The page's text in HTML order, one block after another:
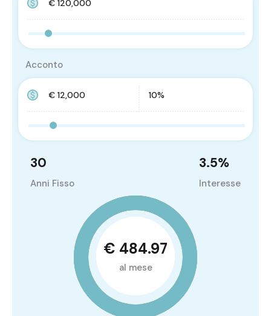
Acconto
30
Anni Fisso
3.5%
Interesse
€ 484.97
al mese